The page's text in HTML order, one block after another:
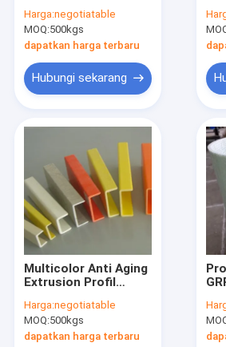
Anti UV
Harga:negotiatable
MOQ:500kgs
dapatkan harga terbaru
Hubungi sekarang
Multicolor Anti Aging
Extrusion Profil
FRP U
Harga:negotiatable
MOQ:500kgs
dapatkan harga terbaru